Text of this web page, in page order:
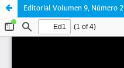
Editorial Volumen 9, Número 2